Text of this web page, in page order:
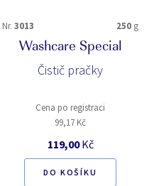
Nr. 3013 250 g
Washcare Special
Čistič pračky
Cena po registraci
99,17 Kč
119,00Kč
DO KOŠÍKU